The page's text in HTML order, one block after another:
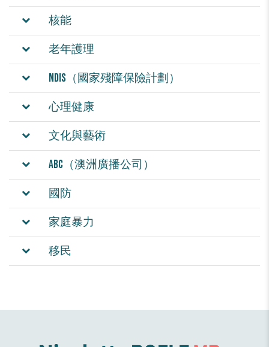
核能
老年護理
NDIS（國家殘障保險計劃）
心理健康
文化與藝術
ABC（澳洲廣播公司）
國防
家庭暴力
移民